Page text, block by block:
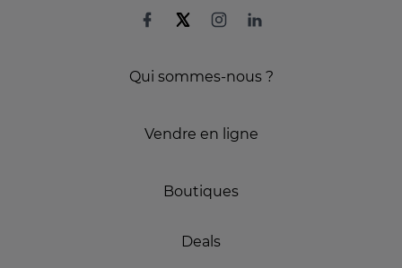
Qui sommes-nous ?
Vendre en ligne
Boutiques
Deals